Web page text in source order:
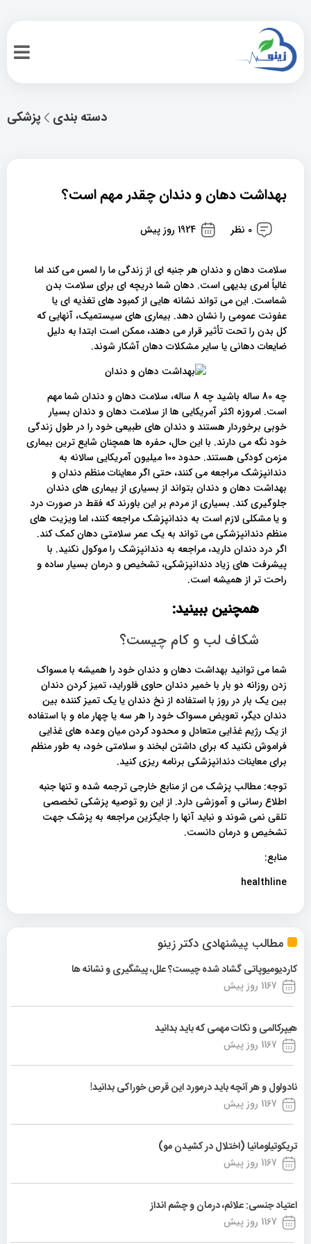
پزشکی دسته بندی
مطالب پیشنهادی دکتر زینو
کاردیومیوپاتی گشاد شده چیست؟ علل، پیشگیری و نشانه ها
1167 روز پیش
هیپرکالمی و نکات مهمی که باید بدانید
1167 روز پیش
نادولول و هر آنچه باید درمورد این قرص خوراکی بدانید!
1167 روز پیش
تریکوتیلومانیا (اختلال در کشیدن مو)
1167 روز پیش
اعتیاد جنسی: علائم، درمان و چشم انداز
1167 روز پیش
بهداشت دهان و دندان چقدر مهم است؟
0 نظر 1924 روز پیش
سلامت دهان و دندان هر جنبه ای از زندگی ما را لمس می کند اما
غالباً امری بدیهی است. دهان شما دریچه ای برای سلامت بدن
شماست. این می تواند نشانه هایی از کمبود های تغذیه ای یا
عفونت عمومی را نشان دهد. بیماری های سیستمیک، آنهایی که
کل بدن را تحت تأثیر قرار می دهند، ممکن است ابتدا به دلیل
ضایعات دهانی یا سایر مشکلات دهان آشکار شوند.
چه 80 ساله باشید چه 8 ساله، سلامت دهان و دندان شما مهم
است. امروزه اکثر آمریکایی ها از سلامت دهان و دندان بسیار
خوبی برخوردار هستند و دندان های طبیعی خود را در طول زندگی
خود نگه می دارند. با این حال، حفره ها همچنان شایع ترین بیماری
مزمن کودکی هستند. حدود 100 میلیون آمریکایی سالانه به
دندانپزشک مراجعه می کنند، حتی اگر معاینات منظم دندان و
بهداشت دهان و دندان بتواند از بسیاری از بیماری های دندان
جلوگیری کند. بسیاری از مردم بر این باورند که فقط در صورت درد
و یا مشکلی لازم است به دندانپزشک مراجعه کنند، اما ویزیت های
منظم دندانپزشکی می تواند به یک عمر سلامتی دهان کمک کند.
اگر درد دندان دارید، مراجعه به دندانپزشک را موکول نکنید. با
پیشرفت های زیاد دندانپزشکی، تشخیص و درمان بسیار ساده و
راحت تر از همیشه است.
همچنین ببینید:
شکاف لب و کام چیست؟
شما می توانید بهداشت دهان و دندان خود را همیشه با مسواک
زدن روزانه دو بار با خمیر دندان حاوی فلوراید، تمیز کردن دندان
بین یک بار در روز با استفاده از نخ دندان یا یک تمیز کننده بین
دندان دیگر، تعویض مسواک خود را هر سه یا چهار ماه و با استفاده
از یک رژیم غذایی متعادل و محدود کردن میان وعده های غذایی
فراموش نکنید که برای داشتن لبخند و سلامتی خود، به طور منظم
برای معاینات دندانپزشکی برنامه ریزی کنید.
توجه: مطالب پزشک من از منابع خارجی ترجمه شده و تنها جنبه
اطلاع رسانی و آموزشی دارد. از این رو توصیه پزشکی تخصصی
تلقی نمی شوند و نباید آنها را جایگزین مراجعه به پزشک جهت
تشخیص و درمان دانست.
منابع:
healthline